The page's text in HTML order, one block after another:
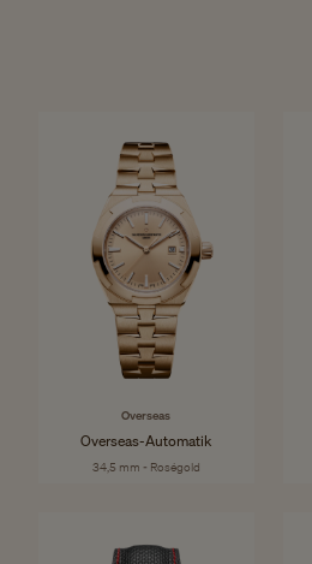
Overseas
Overseas-Automatik
34,5 mm - Roségold